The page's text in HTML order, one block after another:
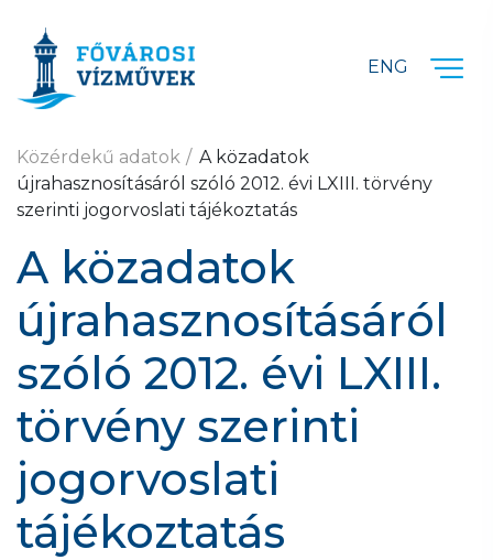
ENG
Közérdekű adatok
A közadatok
újrahasznosításáról szóló 2012. évi LXIII. törvény
szerinti jogorvoslati tájékoztatás
A közadatok
újrahasznosításáról
szóló 2012. évi LXIII.
törvény szerinti
jogorvoslati
tájékoztatás